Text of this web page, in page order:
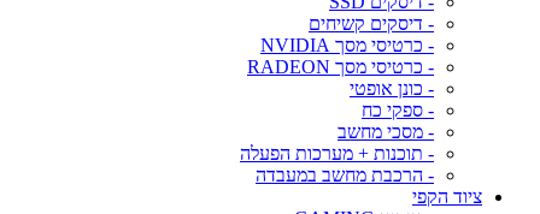
- דיסקים קשיחים
- כרטיסי מסך NVIDIA
- כרטיסי מסך RADEON
- כונן אופטי
- ספקי כח
- מסכי מחשב
- תוכנות + מערכות הפעלה
- הרכבת מחשב במעבדה
ציוד הקפי